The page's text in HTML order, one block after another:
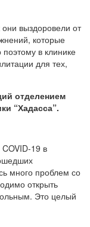
выздоровели от
которые
в клинике
для тех,
отделением
“Хадасса”.
19 в
много проблем со
открыть
Это целый